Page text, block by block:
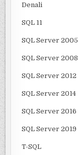
Denali
SQL 11
SQL Server 2005
SQL Server 2008
SQL Server 2012
SQL Server 2014
SQL Server 2016
SQL Server 2019
T-SQL